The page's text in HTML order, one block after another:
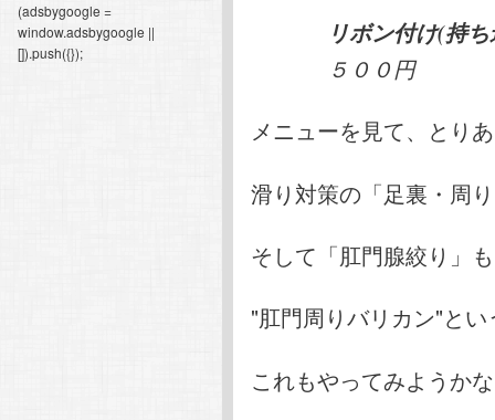
リボン付け(持
５００円
メニューを見て、とり
滑り対策の「足裏・周
そして「肛門腺絞り」
"肛門周りバリカン"と
これもやってみようか
(adsbygoogle =
window.adsbygoogle ||
[]).push({});